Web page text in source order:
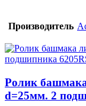
ETN,
L=140мм.
Производитель
Ролик
d=25мм. 2